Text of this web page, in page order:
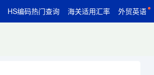
HS编码热门查询 海关适用汇率 外贸英语